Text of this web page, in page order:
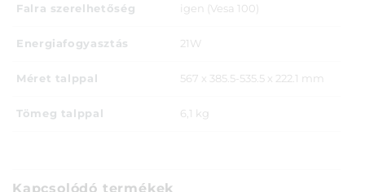
Falra szerelhetőség igen (Vesa 100)
Energiafogyasztás 21W
Méret talppal 567 x 385.5-535.5 x 222.1 mm
Tömeg talppal 6,1 kg
Kapcsolódó termékek